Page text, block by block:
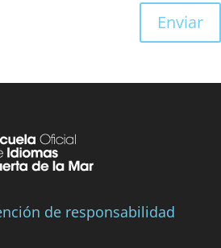
Enviar
de responsabilidad